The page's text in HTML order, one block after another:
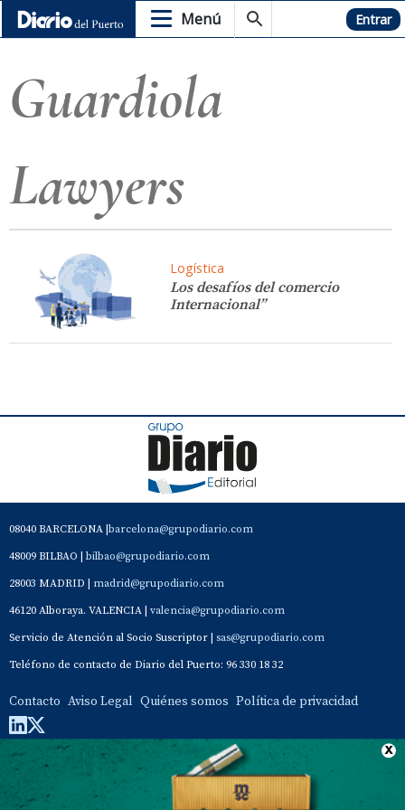
Menú Hemeroteca Entrar
Guardiola
Lawyers
Logística
Los desafíos del comercio
Internacional”
08040 BARCELONA | barcelona@grupodiario.com
48009 BILBAO | bilbao@grupodiario.com
28003 MADRID | madrid@grupodiario.com
46120 Alboraya. VALENCIA | valencia@grupodiario.com
Servicio de Atención al Socio Suscriptor | sas@grupodiario.com
Teléfono de contacto de Diario del Puerto: 96 330 18 32
Contacto Aviso Legal Quiénes somos Política de privacidad